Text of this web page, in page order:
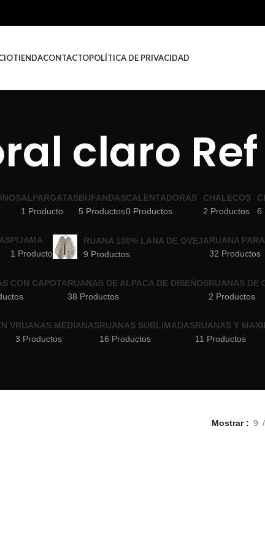
TIENDACONTACTOPOLÍTICA DE PRIVACIDAD
claro Ref
ALPARGATAS
1 Producto
BUFANDAS
5 Productos
CALENTADORAS
0 Productos
CHALECOS
2 Productos
6
PIJAMA
1 Producto
RUANA 100% LANA DE OVEJA
9 Productos
RUANA
32 Productos
CON CAPOTARUANAS DE ALPACA DE DISEÑOS
38 Productos
RUANAS DE
2 Productos
VRUANAS MEDIANAS
3 Productos
RUANAS SUBLIMADAS
16 Productos
RUANAS Y
11 Productos
Mostrar 9